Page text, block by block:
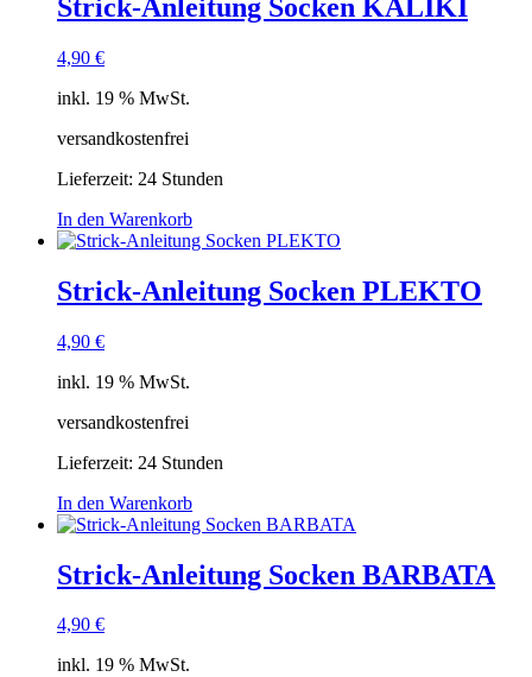
Strick-Anleitung Socken KALIKI
4,90 €
inkl. 19 % MwSt.
versandkostenfrei
Lieferzeit: 24 Stunden
In den Warenkorb
Strick-Anleitung Socken PLEKTO
4,90 €
inkl. 19 % MwSt.
versandkostenfrei
Lieferzeit: 24 Stunden
In den Warenkorb
Strick-Anleitung Socken BARBATA
4,90 €
inkl. 19 % MwSt.